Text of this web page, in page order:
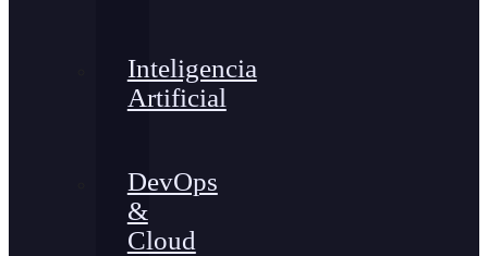
Inteligencia
Artificial
DevOps
&
Cloud